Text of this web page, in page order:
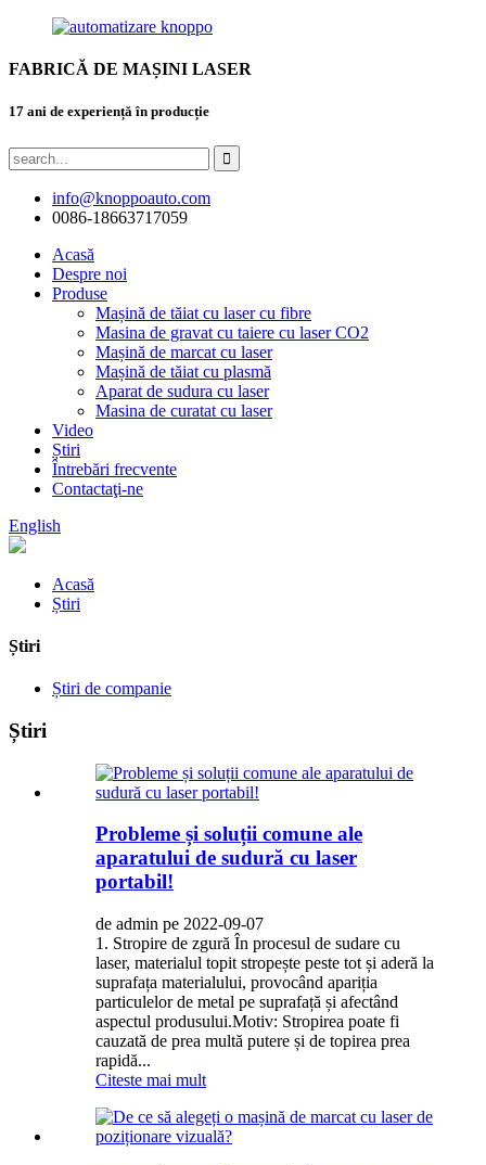
FABRICĂ DE MAȘINI LASER
17 ani de experiență în producție
info@knoppoauto.com
0086-18663717059
Acasă
Despre noi
Produse
Mașină de tăiat cu laser cu fibre
Masina de gravat cu taiere cu laser CO2
Mașină de marcat cu laser
Mașină de tăiat cu plasmă
Aparat de sudura cu laser
Masina de curatat cu laser
Video
Știri
Întrebări frecvente
Contactaţi-ne
English
Acasă
Știri
Știri
Știri de companie
Știri
Probleme și soluții comune ale
aparatului de sudură cu laser
portabil!
de admin pe 2022-09-07
1. Stropire de zgură În procesul de sudare cu
laser, materialul topit stropește peste tot și aderă la
suprafața materialului, provocând apariția
particulelor de metal pe suprafață și afectând
aspectul produsului.Motiv: Stropirea poate fi
cauzată de prea multă putere și de topirea prea
rapidă...
Citeste mai mult